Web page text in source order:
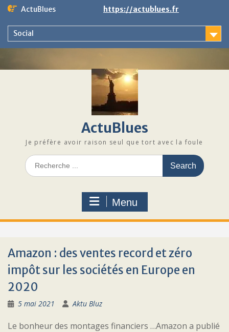
Skip
content
ActuBlues https://actublues.fr
Social
ActuBlues
Je préfère avoir raison seul que tort avec la foule
Search
for:
Menu
Amazon : des ventes record et zéro
impôt sur les sociétés en Europe en
2020
5 mai 2021 Aktu Bluz
Le bonheur des montages financiers …Amazon a publié